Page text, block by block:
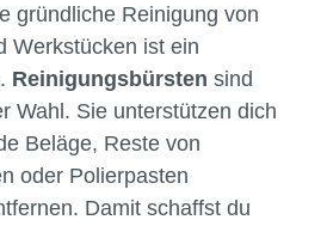
gründliche Reinigung von
Werkstücken ist ein
Reinigungsbürsten sind
Wahl. Sie unterstützen dich
Beläge, Reste von
oder Polierpasten
Damit schaffst du